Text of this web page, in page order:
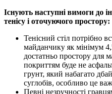
Існують наступні вимоги до
тенісу і оточуючого простору:
Тенісний стіл потрібно
майданчику як мінімум
достатньо простору для
покриттям буде не
грунт, який набагато
суглобів, особливо це
Певні незручності